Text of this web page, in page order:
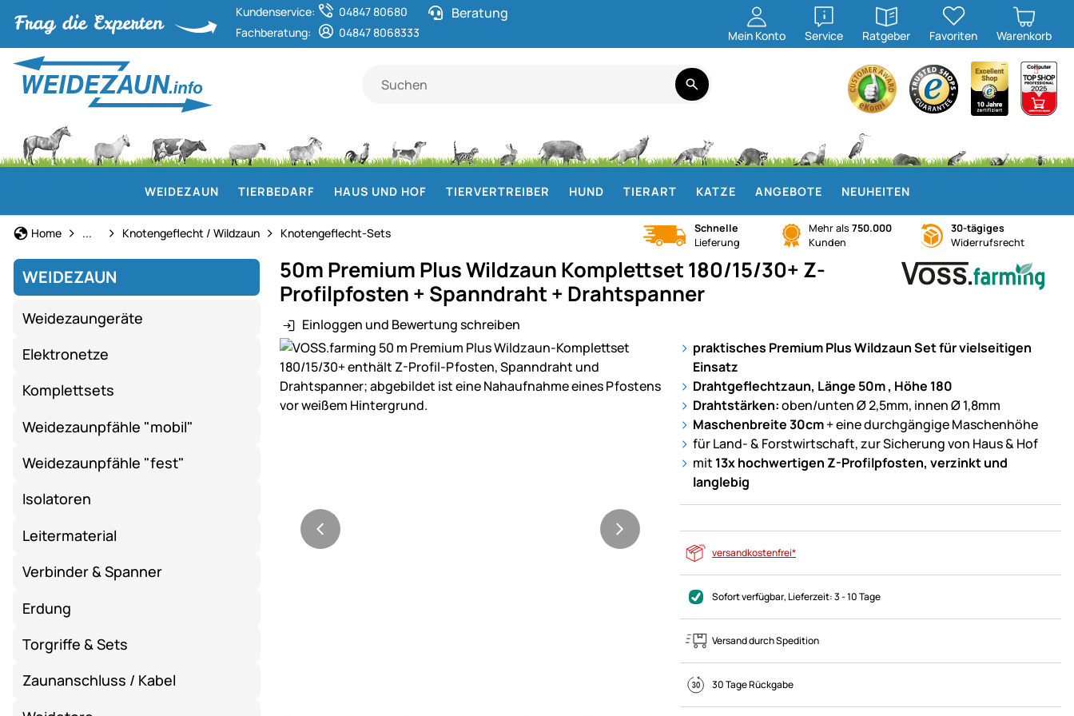
Kundenservice:
04847 80680
Fachberatung:
04847 8068333
Beratung
Mein Konto Service
öffnen
Ratgeber
öffnen
Favoriten Warenkorb
WEIDEZAUN TIERBEDARF HAUS UND HOF TIERVERTREIBER HUND TIERART KATZE ANGEBOTE NEUHEITEN
Home Weidezaun
... Knotengeflecht / Wildzaun Knotengeflecht-Sets
Schnelle
Lieferung
Mehr als 750.000
Kunden
30-tägiges
Widerrufsrecht
WEIDEZAUN
Weidezaungeräte
Elektronetze
Komplettsets
Weidezaunpfähle "mobil"
Weidezaunpfähle "fest"
Isolatoren
Leitermaterial
Verbinder & Spanner
Erdung
Torgriffe & Sets
Zaunanschluss / Kabel
50m Premium Plus Wildzaun Komplettset 180/15/30+ Z-
Profilpfosten + Spanndraht + Drahtspanner
Einloggen und Bewertung schreiben
Produktgalerie
praktisches Premium Plus Wildzaun Set für vielseitigen
Einsatz
Drahtgeflechtzaun, Länge 50m , Höhe 180
Drahtstärken:oben/unten Ø 2,5mm, innen Ø 1,8mm
Maschenbreite 30cm+ eine durchgängige Maschenhöhe
für Land- & Forstwirtschaft, zur Sicherung von Haus & Hof
mit 13x hochwertigen Z-Profilpfosten, verzinkt und
langlebig
versandkostenfrei*
Sofort verfügbar, Lieferzeit:3 - 10 Tage
Versand durch Spedition
30 Tage Rückgabe